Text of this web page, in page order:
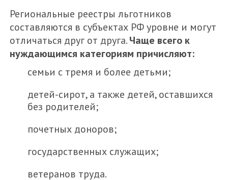
Региональные реестры льготников
составляются в субъектах РФ уровне и могут
отличаться друг от друга.Чаще всего к
нуждающимся категориям причисляют:
семьи с тремя и более детьми;
детей-сирот, а также детей, оставшихся
без родителей;
почетных доноров;
государственных служащих;
ветеранов труда.